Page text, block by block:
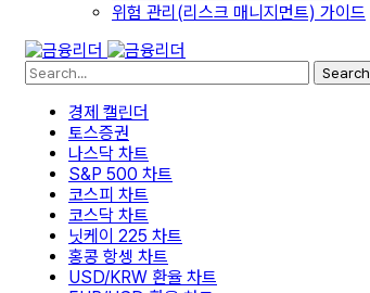
위험 관리(리스크 매니지먼트) 가이드
Search
경제 캘린더
토스증권
나스닥 차트
S&P 500 차트
코스피 차트
코스닥 차트
닛케이 225 차트
홍콩 항셍 차트
USD/KRW 환율 차트